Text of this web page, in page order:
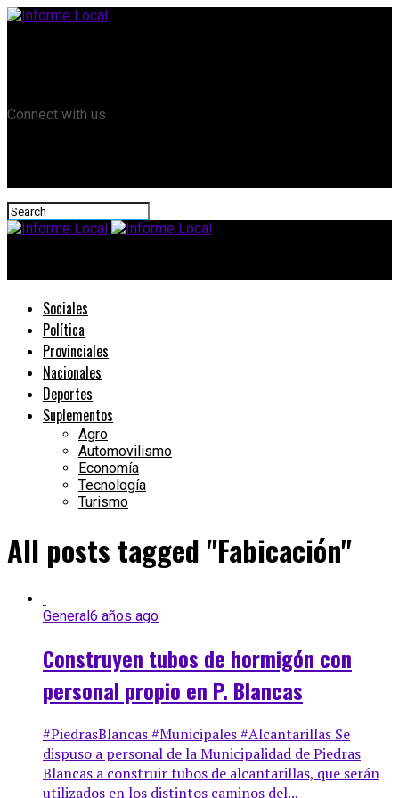
Connect with us
Sociales
Política
Provinciales
Nacionales
Deportes
Suplementos
Agro
Automovilismo
Economía
Tecnología
Turismo
All posts tagged "Fabicación"
General6 años ago
Construyen tubos de hormigón con
personal propio en P. Blancas
#PiedrasBlancas #Municipales #Alcantarillas Se
dispuso a personal de la Municipalidad de Piedras
Blancas a construir tubos de alcantarillas, que serán
utilizados en los distintos caminos del...